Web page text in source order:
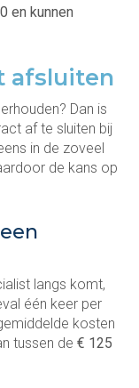
en kunnen
afsluiten
Dan is
af te sluiten bij
in de zoveel
de kans op
langs komt,
één keer per
kosten
tussen de € 125